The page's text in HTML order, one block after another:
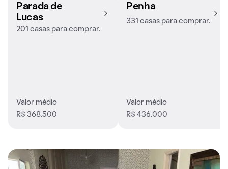
Parada de
Lucas
201 casas para comprar.
Valor médio
R$ 368.500
Penha
331 casas para comprar.
Valor médio
R$ 436.000